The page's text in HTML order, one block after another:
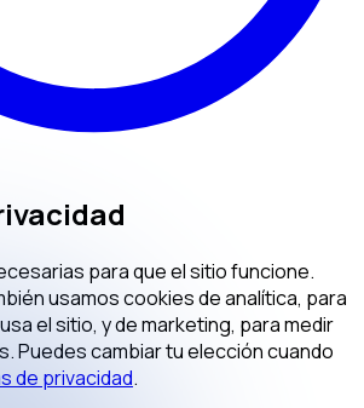
para que el sitio funcione.
usamos cookies de analítica, para
el sitio, y de marketing, para medir
Puedes cambiar tu elección cuando
de privacidad.